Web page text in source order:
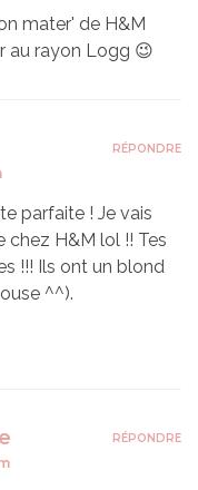
mater' de H&M
au rayon Logg 😉
parfaite ! Je vais
chez H&M lol !! Tes
!!! Ils ont un blond
^^).
RÉPONDRE
RÉPONDRE